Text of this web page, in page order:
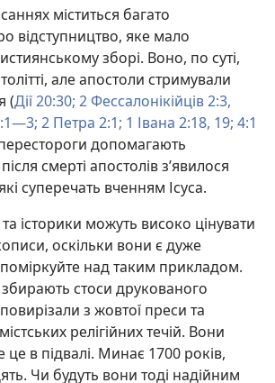
міститься багато
відступництво, яке мало
зборі. Воно, по суті,
але апостоли стримували
(Дії 20:30; 2 Фессалонікійців 2:3,
2 Петра 2:1; 1 Івана 2:18, 19; 4:1
перестороги допомагають
смерті апостолів з’явилося
суперечать вченням Ісуса.
історики можуть високо цінувати
оскільки вони є дуже
над таким прикладом.
збирають стоси друкованого
з жовтої преси та
релігійних течій. Вони
в підвалі. Минає 1700 років,
Чи будуть вони тоді надійним